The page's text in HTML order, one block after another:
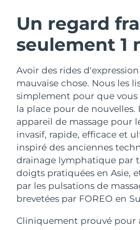
Un regard
seulement 1
Avoir des rides
mauvaise chose. Nous les
simplement pour que vous
la place pour de nouvelles.
appareil de massage pour
invasif, rapide, efficace et
inspiré des anciennes
drainage lymphatique par
doigts pratiquées en Asie,
par les pulsations de
brevetées par FOREO en
Cliniquement prouvé pour
LUNA™ 4
Anti-aging massage
LUNA™ 4 Plus
Massage, LED
LUNA™ 4 Men
For men, anti-aging
BEAR™ 2
Microcurrent toning
BEAR™ 2 go
Microcurrent toning
BEAR™ 2 eyes
Microcurrent line
Hydratation
UFO™ 3 coffret
Deep facial hydration
UFO™ 3 LED
Near-infrared and
issa™ 4
Hybrid silicone sonic
issa™ 4 plus
Smart hybrid
FAQ™ TRAITEMENT
Autriche
Bahreïn
Belgique
Bermudes
Bosnie-Herzégovine
Brunei
Bulgarie
Canada